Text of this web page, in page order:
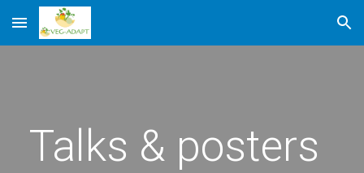
Skip to main content Skip to navigation
Talks & posters